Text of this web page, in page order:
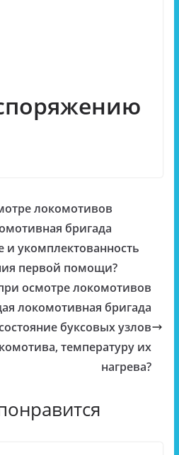
локомотивов
бригада
и укомплектованность
первой помощи?
осмотре локомотивов
локомотивная бригада
буксовых узлов
температуру их
нагрева?